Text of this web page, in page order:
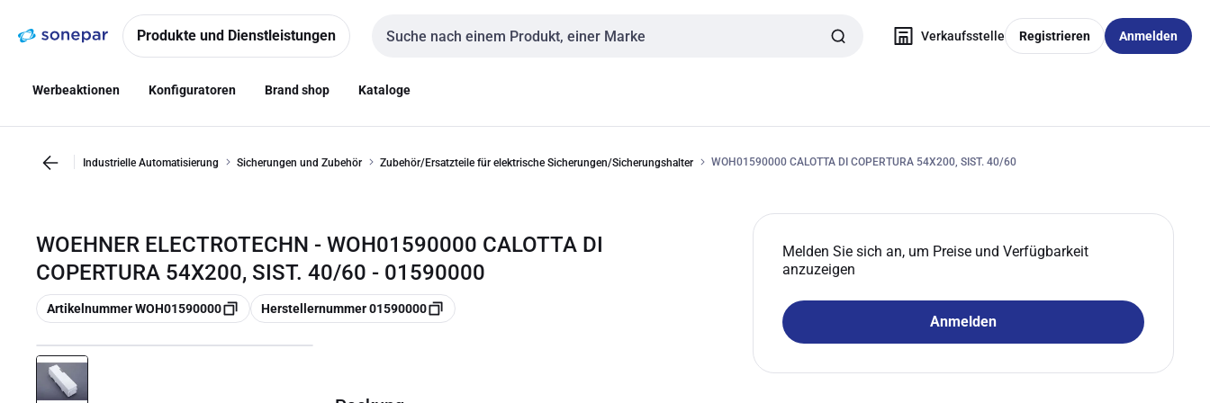
NavigationInhalt
Produkte und Dienstleistungen
Sucheingabe
Verkaufsstelle Registrieren Anmelden
Werbeaktionen Konfiguratoren Brand shop Kataloge
Industrielle Automatisierung Sicherungen und Zubehör Zubehör/Ersatzteile für elektrische Sicherungen/Sicherungshalter WOH01590000 CALOTTA DI COPERTURA 54X200, SIST. 40/60
WOEHNER ELECTROTECHN - WOH01590000 CALOTTA DI
COPERTURA 54X200, SIST. 40/60 - 01590000
Kopieren
Artikelnummer WOH01590000 Kopieren
Herstellernummer 01590000
Melden Sie sich an, um Preise und Verfügbarkeit
anzuzeigen
Anmelden